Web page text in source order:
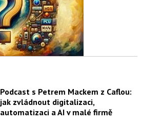
Podcast s Petrem Mackem z Caflou:
jak zvládnout digitalizaci,
automatizaci a AI v malé firmě